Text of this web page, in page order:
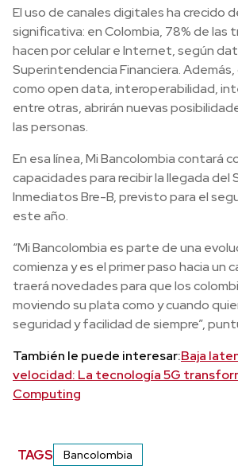
El uso de canales digitales ha crecido
significativa: en Colombia, 78% de las
hacen por celular e Internet, según
Superintendencia Financiera.
como open data, interoperabilidad,
entre otras, abrirán nuevas
las personas.
En esa línea, Mi Bancolombia contará
capacidades para recibir la llegada del
Inmediatos Bre-B, previsto para el
este año.
“Mi Bancolombia es parte de una
comienza y es el primer paso hacia un
traerá novedades para que los
moviendo su plata como y cuando
seguridad y facilidad de siempre”,
También le puede interesar:Baja
velocidad: La tecnología 5G
Computing
TAGS Bancolombia